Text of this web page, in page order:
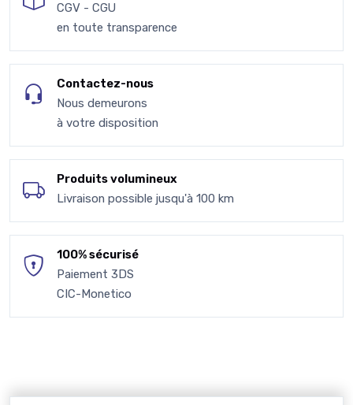
CGV - CGU
en toute transparence
Contactez-nous
Nous demeurons
à votre disposition
Produits volumineux
Livraison possible jusqu'à 100 km
100% sécurisé
Paiement 3DS
CIC-Monetico